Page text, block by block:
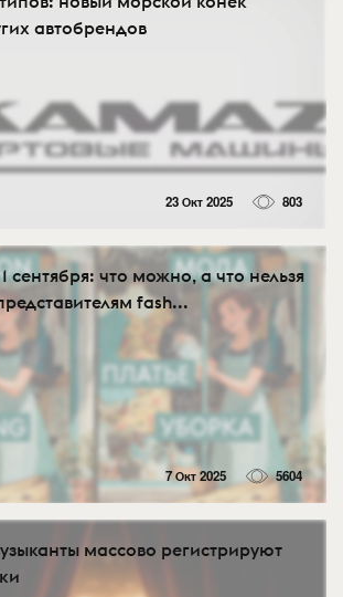
автобрендов
23 Окт 2025 803
сентября: что можно, а что нельзя
fash...
7 Окт 2025 5604
массово регистрируют